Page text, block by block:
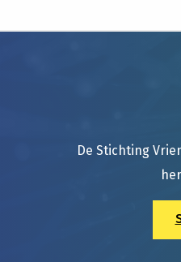
De Stichting